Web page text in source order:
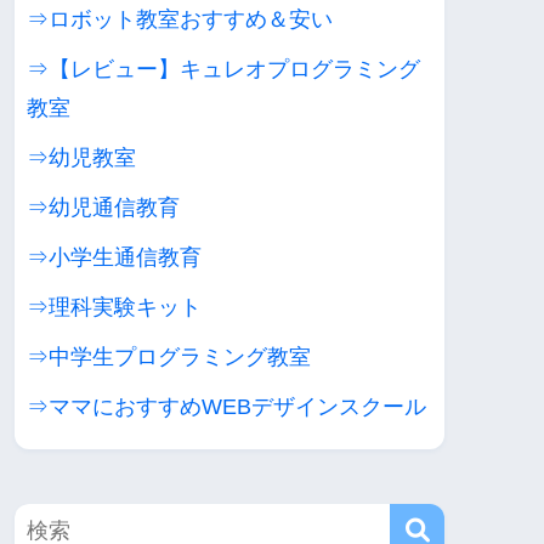
⇒ロボット教室おすすめ＆安い
⇒【レビュー】キュレオプログラミング
教室
⇒幼児教室
⇒幼児通信教育
⇒小学生通信教育
⇒理科実験キット
⇒中学生プログラミング教室
⇒ママにおすすめWEBデザインスクール